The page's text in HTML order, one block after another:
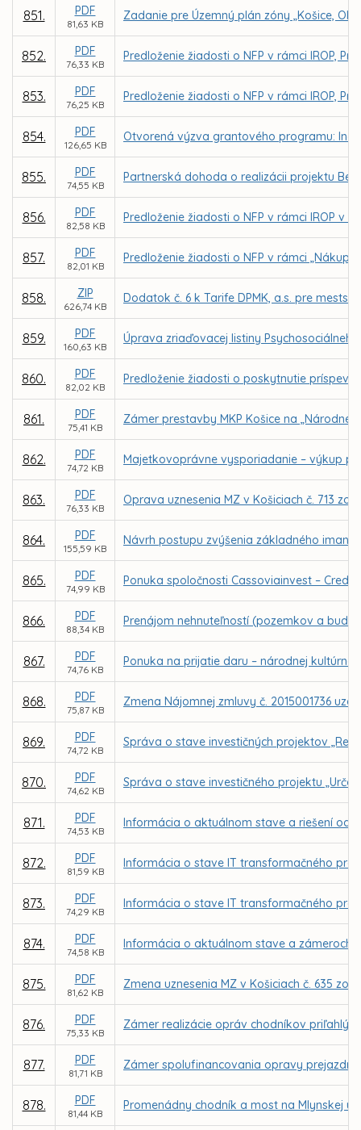
851. PDF
81,63 KB
Zadanie pre Územný plán zóny „Košice,
852. PDF
76,33 KB
Predloženie žiadosti o NFP v rámci IROP,
853. PDF
76,25 KB
Predloženie žiadosti o NFP v rámci IROP,
854. PDF
126,65 KB
Otvorená výzva grantového programu:
855. PDF
74,55 KB
Partnerská dohoda o realizácii projektu Bee
856. PDF
82,58 KB
Predloženie žiadosti o NFP v rámci IROP v
857. PDF
82,01 KB
Predloženie žiadosti o NFP v rámci
858. ZIP
626,74 KB
Dodatok č. 6 k Tarife DPMK, a.s. pre
859. PDF
160,63 KB
Úprava zriaďovacej listiny
860. PDF
82,02 KB
Predloženie žiadosti o poskytnutie
861. PDF
75,41 KB
Zámer prestavby MKP Košice na
862. PDF
74,72 KB
Majetkovoprávne vysporiadanie – výkup
863. PDF
76,33 KB
Oprava uznesenia MZ v Košiciach č. 713
864. PDF
155,59 KB
Návrh postupu zvýšenia základného
865. PDF
74,99 KB
Ponuka spoločnosti Cassoviainvest –
866. PDF
88,34 KB
Prenájom nehnuteľností (pozemkov a
867. PDF
74,76 KB
Ponuka na prijatie daru – národnej
868. PDF
75,87 KB
Zmena Nájomnej zmluvy č. 2015001736
869. PDF
74,72 KB
Správa o stave investičných projektov
870. PDF
74,62 KB
Správa o stave investičného projektu
871. PDF
74,53 KB
Informácia o aktuálnom stave a riešení
872. PDF
81,59 KB
Informácia o stave IT transformačného
873. PDF
74,29 KB
Informácia o stave IT transformačného
874. PDF
74,58 KB
Informácia o aktuálnom stave a zámeroch
875. PDF
81,62 KB
Zmena uznesenia MZ v Košiciach č. 635
876. PDF
75,33 KB
Zámer realizácie opráv chodníkov
877. PDF
81,71 KB
Zámer spolufinancovania opravy
878. PDF
81,44 KB
Promenádny chodník a most na Mlynskej